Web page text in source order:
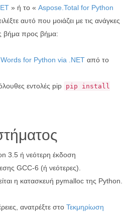
» ή το « Aspose.Total for Python
αυτό που μοιάζει με τις ανάγκες
βήμα προς βήμα:
for Python via .NET από το
εντολές pip pip install
3.5 ή νεότερη έκδοση
GCC-6 (ή νεότερες).
η κατασκευή pymalloc της Python.
ανατρέξτε στο Τεκμηρίωση